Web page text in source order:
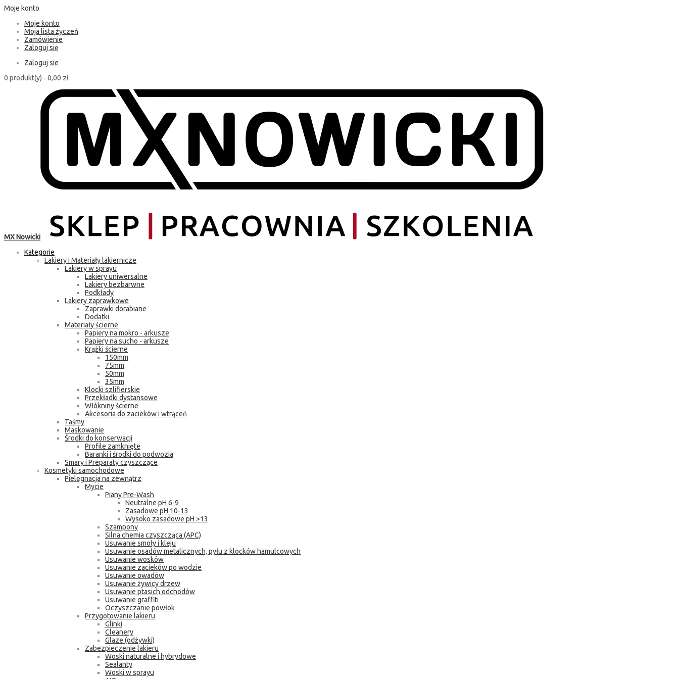
Moje konto
Moje konto
Moja lista życzeń
Zamówienie
Zaloguj się
Zaloguj sie
0 produkt(y) - 0,00 zł
MX Nowicki
Kategorie
Lakiery i Materiały lakiernicze
Lakiery w sprayu
Lakiery uniwersalne
Lakiery bezbarwne
Podkłady
Lakiery zaprawkowe
Zaprawki dorabiane
Dodatki
Materiały ścierne
Papiery na mokro - arkusze
Papiery na sucho - arkusze
Krążki ścierne
150mm
75mm
50mm
35mm
Klocki szlifierskie
Przekładki dystansowe
Włókniny ścierne
Akcesoria do zacieków i wtrąceń
Taśmy
Maskowanie
Środki do konserwacji
Profile zamknięte
Baranki i środki do podwozia
Smary i Preparaty czyszczące
Kosmetyki samochodowe
Pielęgnacja na zewnątrz
Mycie
Piany Pre-Wash
Neutralne pH 6-9
Zasadowe pH 10-13
Wysoko zasadowe pH >13
Szampony
Silna chemia czyszcząca (APC)
Usuwanie smoły i kleju
Usuwanie osadów metalicznych, pyłu z klocków hamulcowych
Usuwanie wosków
Usuwanie zacieków po wodzie
Usuwanie owadów
Usuwanie żywicy drzew
Usuwanie ptasich odchodów
Usuwanie graffiti
Oczyszczanie powłok
Przygotowanie lakieru
Glinki
Cleanery
Glaze (odżywki)
Zabezpieczenie lakieru
Woski naturalne i hybrydowe
Sealanty
Woski w sprayu